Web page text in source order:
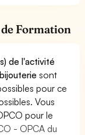
Formation
de l'activité
sont
pour ce
Vous
pour le
- OPCA du